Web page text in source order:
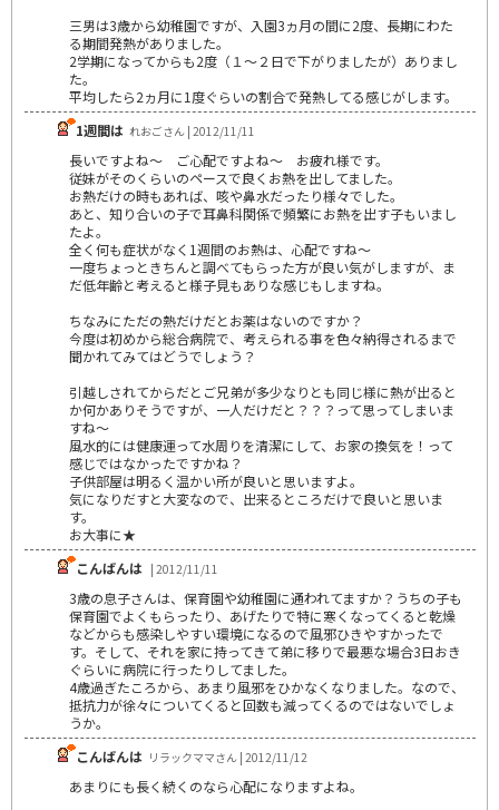
三男は3歳から幼稚園ですが、入園3ヵ月の間に2度、長期にわた
る期間発熱がありました。
2学期になってからも2度（１～２日で下がりましたが）ありまし
た。
平均したら2ヵ月に1度ぐらいの割合で発熱してる感じがします。
1週間は れおごさん | 2012/11/11
長いですよね～ ご心配ですよね～ お疲れ様です。
従妹がそのくらいのペースで良くお熱を出してました。
お熱だけの時もあれば、咳や鼻水だったり様々でした。
あと、知り合いの子で耳鼻科関係で頻繁にお熱を出す子もいまし
たよ。
全く何も症状がなく1週間のお熱は、心配ですね～
一度ちょっときちんと調べてもらった方が良い気がしますが、ま
だ低年齢と考えると様子見もありな感じもしますね。
ちなみにただの熱だけだとお薬はないのですか？
今度は初めから総合病院で、考えられる事を色々納得されるまで
聞かれてみてはどうでしょう？
引越しされてからだとご兄弟が多少なりとも同じ様に熱が出ると
か何かありそうですが、一人だけだと？？？って思ってしまいま
すね～
風水的には健康運って水周りを清潔にして、お家の換気を！って
感じではなかったですかね？
子供部屋は明るく温かい所が良いと思いますよ。
気になりだすと大変なので、出来るところだけで良いと思いま
す。
お大事に★
こんばんは | 2012/11/11
3歳の息子さんは、保育園や幼稚園に通われてますか？うちの子も
保育園でよくもらったり、あげたりで特に寒くなってくると乾燥
などからも感染しやすい環境になるので風邪ひきやすかったで
す。そして、それを家に持ってきて弟に移りで最悪な場合3日おき
ぐらいに病院に行ったりしてました。
4歳過ぎたころから、あまり風邪をひかなくなりました。なので、
抵抗力が徐々についてくると回数も減ってくるのではないでしょ
うか。
こんばんは リラックママさん | 2012/11/12
あまりにも長く続くのなら心配になりますよね。